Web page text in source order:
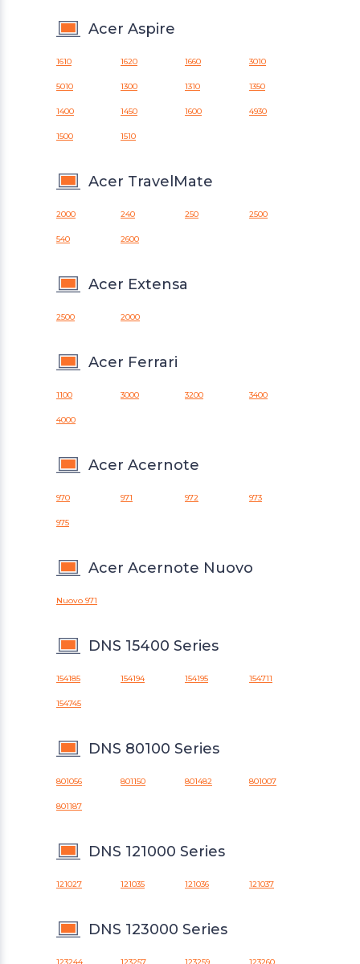
Acer Aspire
1610 1620 1660 3010
5010 1300 1310 1350
1400 1450 1600 4930
1500 1510
Acer TravelMate
2000 240 250 2500
540 2600
Acer Extensa
2500 2000
Acer Ferrari
1100 3000 3200 3400
4000
Acer Acernote
970 971 972 973
975
Acer Acernote Nuovo
Nuovo 971
DNS 15400 Series
154185 154194 154195 154711
154745
DNS 80100 Series
801056 801150 801482 801007
801187
DNS 121000 Series
121027 121035 121036 121037
DNS 123000 Series